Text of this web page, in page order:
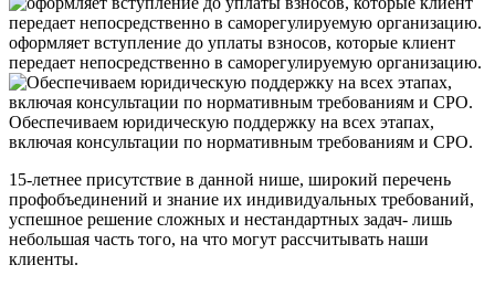
оформляет вступление до уплаты взносов, которые клиент
передает непосредственно в саморегулируемую организацию.
Обеспечиваем юридическую поддержку на всех этапах,
включая консультации по нормативным требованиям и СРО.
15-летнее присутствие в данной нише, широкий перечень
профобъединений и знание их индивидуальных требований,
успешное решение сложных и нестандартных задач- лишь
небольшая часть того, на что могут рассчитывать наши
клиенты.